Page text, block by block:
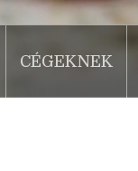
CÉGEKNEK